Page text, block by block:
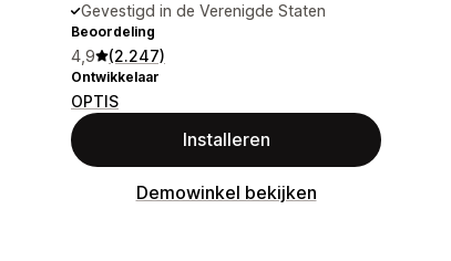
Gevestigd in de Verenigde Staten
Beoordeling
4,9 (2.247)
Ontwikkelaar
OPTIS
Installeren
Demowinkel bekijken